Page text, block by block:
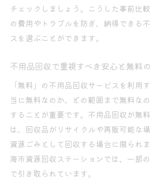
チェックしましょう。こうした事前比
の費用やトラブルを防ぎ、納得できる
スを選ぶことができます。
不用品回収で重視すべき安心と無料
「無料」の不用品回収サービスを利用
当に無料なのか、どの範囲まで無料な
することが重要です。不用品回収が無
は、回収品がリサイクルや再販可能な
資源ごみとして回収する場合に限られ
海市資源回収ステーションでは、一部
で引き取られています。